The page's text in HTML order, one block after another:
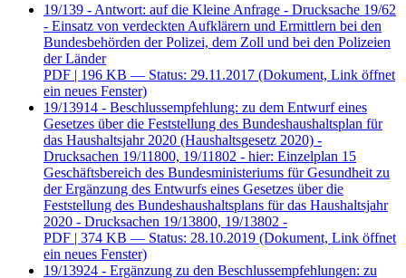
19/139 - Antwort: auf die Kleine Anfrage - Drucksache 19/62
- Einsatz von verdeckten Aufklärern und Ermittlern bei den
Bundesbehörden der Polizei, dem Zoll und bei den Polizeien
der Länder
PDF | 196 KB — Status: 29.11.2017 (Dokument, Link öffnet
ein neues Fenster)
19/13914 - Beschlussempfehlung: zu dem Entwurf eines
Gesetzes über die Feststellung des Bundeshaushaltsplan für
das Haushaltsjahr 2020 (Haushaltsgesetz 2020) -
Drucksachen 19/11800, 19/11802 - hier: Einzelplan 15
Geschäftsbereich des Bundesministeriums für Gesundheit zu
der Ergänzung des Entwurfs eines Gesetzes über die
Feststellung des Bundeshaushaltsplans für das Haushaltsjahr
2020 - Drucksachen 19/13800, 19/13802 -
PDF | 374 KB — Status: 28.10.2019 (Dokument, Link öffnet
ein neues Fenster)
19/13924 - Ergänzung zu den Beschlussempfehlungen: zu